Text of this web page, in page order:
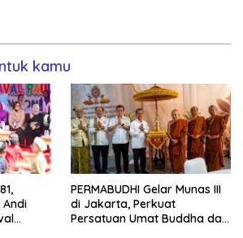
kamu
Andi
PERMABUDHI Gelar Munas III
di Jakarta, Perkuat
Persatuan Umat Buddha dan